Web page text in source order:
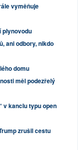
vyměňuje
plynovodu
ani odbory, nikdo
domu
měl podezřelý
v kanclu typu open
zrušil cestu